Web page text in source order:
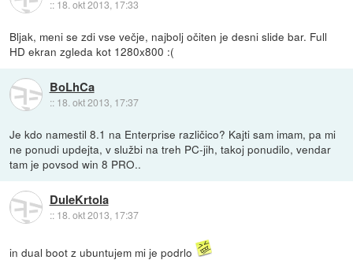
:: 18. okt 2013, 17:33
Bljak, meni se zdi vse večje, najbolj očiten je desni slide bar. Full
HD ekran zgleda kot 1280x800 :(
BoLhCa
:: 18. okt 2013, 17:37
Je kdo namestil 8.1 na Enterprise različico? Kajti sam imam, pa mi
ne ponudi updejta, v službi na treh PC-jih, takoj ponudilo, vendar
tam je povsod win 8 PRO..
DuleKrtola
:: 18. okt 2013, 17:37
in dual boot z ubuntujem mi je podrlo